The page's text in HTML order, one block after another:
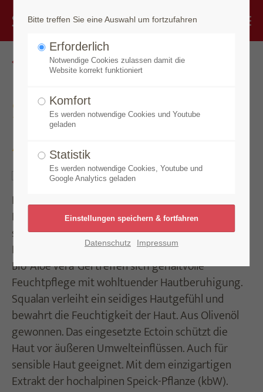
Zurück
Speick Sun
After Sun Face Serum
Feuchtigkeitsintensive Pflege.
Hochkonzentriertes Serum zur Pflege
sonnengestresster Haut für Gesicht, Hals und
Dekolleté. Bei diesem Wirkstoffkomplex mit 80 %
Bio-Aloe vera-Gel treffen sich gehaltvolle
Feuchtpflege mit wohltuender Hautberuhigung.
Squalan verleiht ein seidiges Hautgefühl und
bewahrt die Feuchtigkeit der Haut. Aus Olivenöl
gewonnen. Das eingesetzte Ectoin schützt die
Haut vor äußeren Umwelteinflüssen. Auch für
sensible Haut geeignet. Mit dem einzigartigen
Extrakt der hochalpinen Speick-Pflanze (kbW).
Bitte treffen Sie eine Auswahl um fortzufahren
Erforderlich
Notwendige Cookies zulassen damit die
Website korrekt funktioniert
Komfort
Es werden notwendige Cookies und Youtube
geladen
Statistik
Es werden notwendige Cookies, Youtube und
Google Analytics geladen
Datenschutz Impressum